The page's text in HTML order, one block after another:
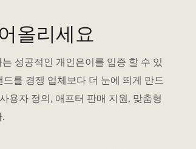
올리세요
성공적인 개인은이를 입증 할 수 있
를 경쟁 업체보다 더 눈에 띄게 만드
용자 정의, 애프터 판매 지원, 맞춤형